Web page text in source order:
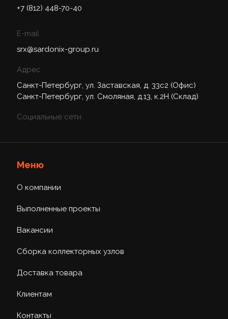
+7 (812) 448-70-40
E-mail
srx@sardonix-group.ru
Адрес
Санкт-Петербург, ул. Заставская, д. 33с2 (Офис)
Санкт-Петербург, ул. Смоляная, д.13, к.2Н (Склад)
Социальные сети
Меню
О компании
Выполненные проекты
Вакансии
Сборка коллекторных узлов
Доставка товара
Клиентам
Контакты